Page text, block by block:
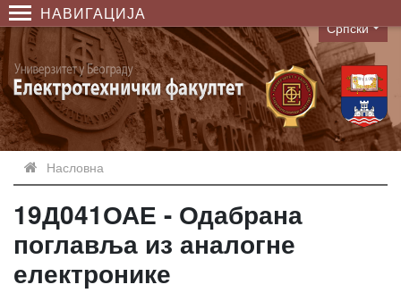
НАВИГАЦИЈА
Language
Српски
Насловна
19Д041ОАЕ - Одабрана
поглавља из аналогне
електронике